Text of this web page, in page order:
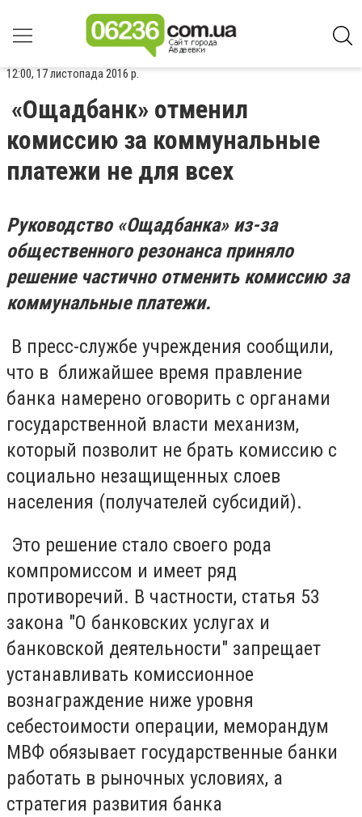
12:00, 17 листопада 2016 р.
«Ощадбанк» отменил
комиссию за коммунальные
платежи не для всех
Руководство «Ощадбанка»из-за
общественного резонанса приняло
решение частично отменить комиссию за
коммунальные платежи.
В пресс-службе учреждения сообщили,
что в ближайшее время правление
банка намерено оговорить с органами
государственной власти механизм,
который позволит не брать комиссию с
социально незащищенных слоев
населения (получателей субсидий).
Это решение стало своего рода
компромиссом и имеет ряд
противоречий. В частности, статья 53
закона "О банковских услугах и
банковской деятельности" запрещает
устанавливать комиссионное
вознаграждение ниже уровня
себестоимости операции, меморандум
МВФ обязывает государственные банки
работать в рыночных условиях, а
стратегия развития банка